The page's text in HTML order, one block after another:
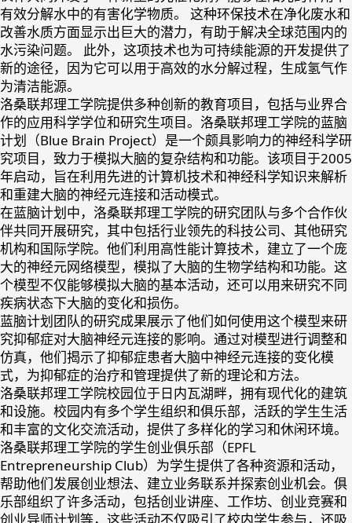
有效分解水中的有害化学物质。 这种环保技术在净化废水和
改善水质方面显示出巨大的潜力，有助于解决全球范围内的
水污染问题。 此外，这项技术也为可持续能源的开发提供了
新的途径，因为它可以用于高效的水分解过程，生成氢气作
为清洁能源。
洛桑联邦理工学院提供多种创新的教育项目，包括与业界合
作的应用科学学位和研究生项目。洛桑联邦理工学院的蓝脑
计划（Blue Brain Project）是一个颇具影响力的神经科学研
究项目，致力于模拟大脑的复杂结构和功能。该项目于2005
年启动，旨在利用先进的计算机技术和神经科学知识来解析
和重建大脑的神经元连接和活动模式。
在蓝脑计划中，洛桑联邦理工学院的研究团队与多个合作伙
伴共同开展研究，其中包括行业领先的科技公司、其他研究
机构和国际学院。他们利用高性能计算技术，建立了一个庞
大的神经元网络模型，模拟了大脑的生物学结构和功能。这
个模型不仅能够模拟大脑的基本活动，还可以用来研究不同
疾病状态下大脑的变化和损伤。
蓝脑计划团队的研究成果展示了他们如何使用这个模型来研
究抑郁症对大脑神经元连接的影响。通过对模型进行调整和
仿真，他们揭示了抑郁症患者大脑中神经元连接的变化模
式，为抑郁症的治疗和管理提供了新的理论和方法。
洛桑联邦理工学院校园位于日内瓦湖畔，拥有现代化的建筑
和设施。校园内有多个学生组织和俱乐部，活跃的学生生活
和丰富的文化交流活动，提供了多样化的学习和休闲环境。
洛桑联邦理工学院的学生创业俱乐部（EPFL
Entrepreneurship Club）为学生提供了各种资源和活动，
帮助他们发展创业想法、建立业务联系并探索创业机会。俱
乐部组织了许多活动，包括创业讲座、工作坊、创业竞赛和
创业导师计划等，这些活动不仅吸引了校内学生参与，还吸